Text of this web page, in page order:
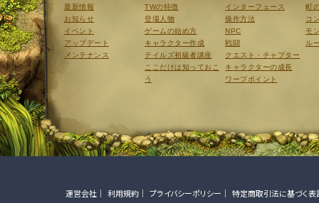
最新情報
お知らせ
イベント
アップデート
メンテナンス
TWの特徴
登場人物
ゲームの始め方
キャラクター作成
テイルズ初級者講座
ここだけは知っておこ
う
インターフェース
操作方法
NPC
戦闘
クエスト・チャプター
キャラクターの成長
ワープポイント
町
コ
モ
ル
運営会社 利用規約 プライバシーポリシー 特定商取引法に基づく表